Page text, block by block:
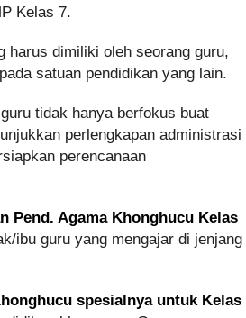
Kelas 7.
harus dimiliki oleh seorang guru,
satuan pendidikan yang lain.
tidak hanya berfokus buat
perlengkapan administrasi
perencanaan
Pend. Agama Khonghucu Kelas
ibu guru yang mengajar di jenjang
spesialnya untuk Kelas